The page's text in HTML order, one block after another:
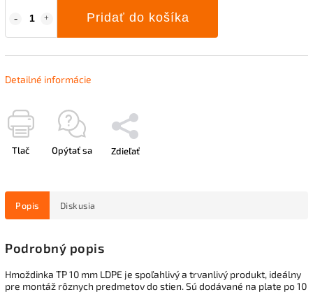
Pridať do košíka
Detailné informácie
Tlač Opýtať sa Zdieľať
Popis Diskusia
Podrobný popis
Hmoždinka TP 10 mm LDPE je spoľahlivý a trvanlivý produkt, ideálny
pre montáž rôznych predmetov do stien. Sú dodávané na plate po 10